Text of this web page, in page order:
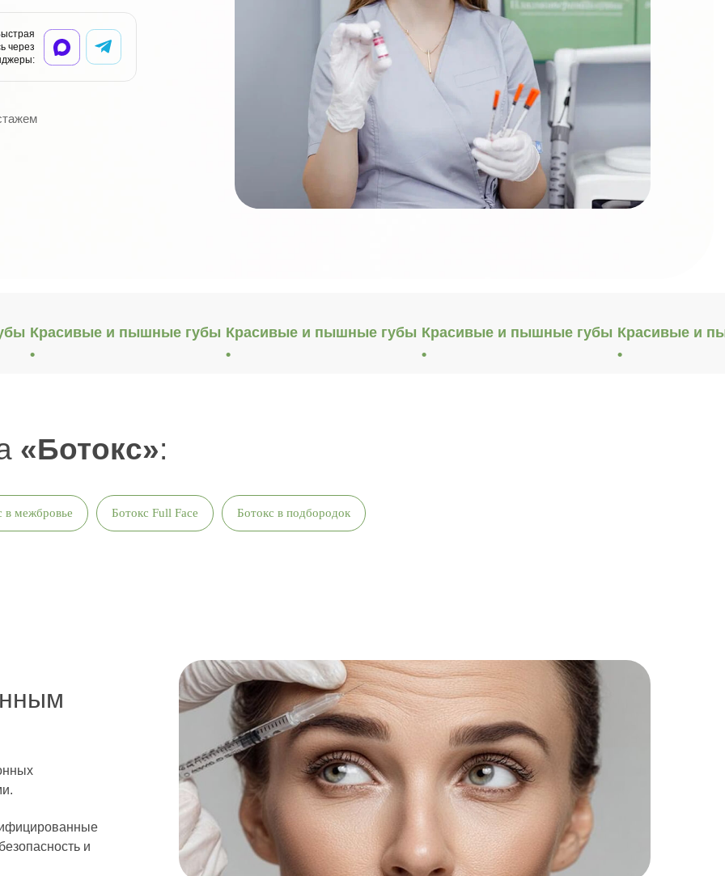
через
Красивые и пышные губы
•
Красивые и пышные губы
•
Красивые и пышные губы
•
Красивые и
•
«Ботокс»:
в межбровье Ботокс Full Face Ботокс в подбородок
и